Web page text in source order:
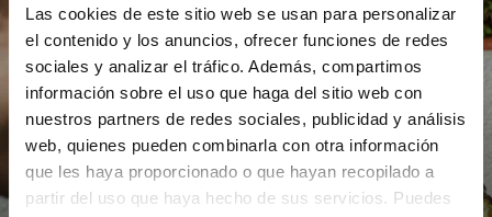
Las cookies de este sitio web se usan para personalizar
el contenido y los anuncios, ofrecer funciones de redes
sociales y analizar el tráfico. Además, compartimos
información sobre el uso que haga del sitio web con
nuestros partners de redes sociales, publicidad y análisis
web, quienes pueden combinarla con otra información
que les haya proporcionado o que hayan recopilado a
partir del uso que haya hecho de sus servicios. Puedes